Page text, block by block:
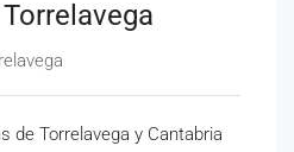
de Torrelavega y Cantabria